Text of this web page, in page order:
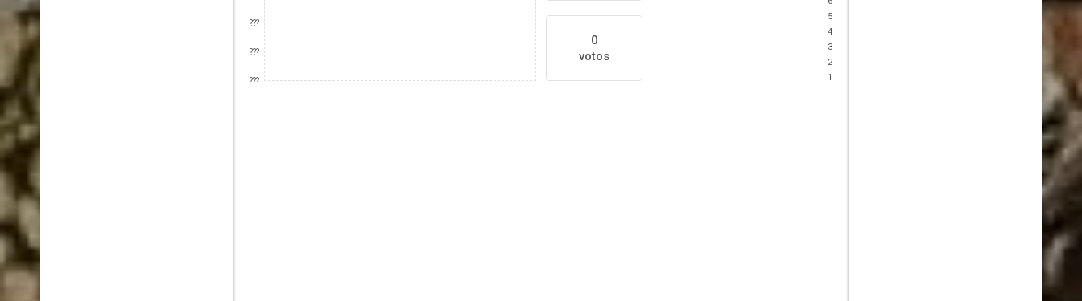
???
???
???
0
votos
5
4
3
2
1